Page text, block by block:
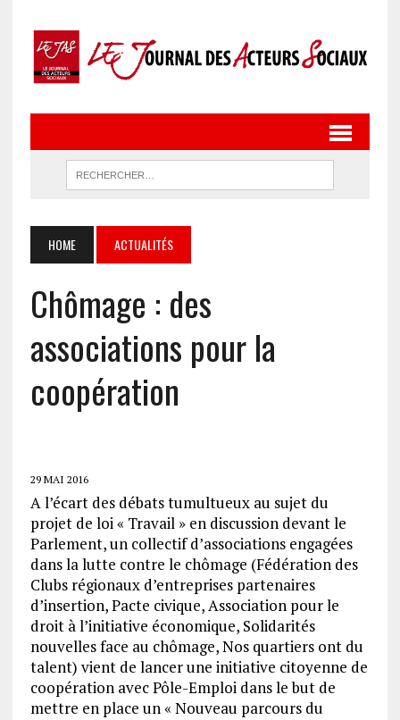
HOME ACTUALITÉS
Chômage : des
associations pour la
coopération
29 MAI 2016
A l’écart des débats tumultueux au sujet du
projet de loi « Travail » en discussion devant le
Parlement, un collectif d’associations engagées
dans la lutte contre le chômage (Fédération des
Clubs régionaux d’entreprises partenaires
d’insertion, Pacte civique, Association pour le
droit à l’initiative économique, Solidarités
nouvelles face au chômage, Nos quartiers ont du
talent) vient de lancer une initiative citoyenne de
coopération avec Pôle-Emploi dans le but de
mettre en place un « Nouveau parcours du